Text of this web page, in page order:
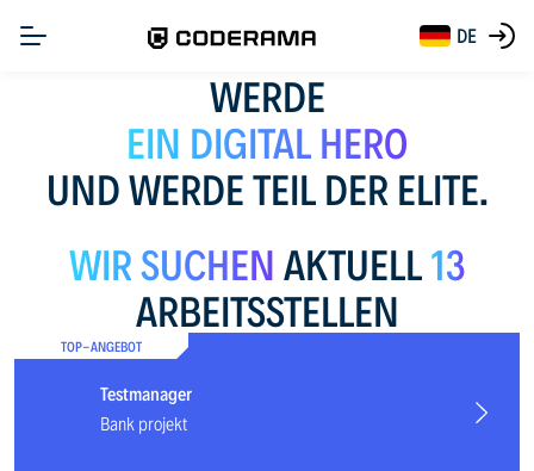
DE
WERDE
EIN DIGITAL HERO
UND WERDE TEIL DER ELITE.
WIR SUCHEN AKTUELL13
ARBEITSSTELLEN
TOP-ANGEBOT
Testmanager
Bank projekt